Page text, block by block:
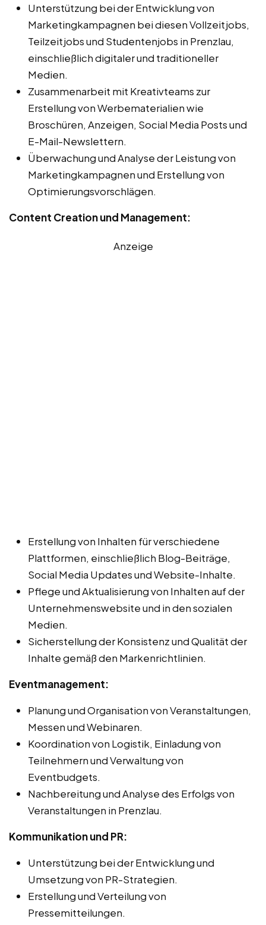
Unterstützung bei der Entwicklung von
Marketingkampagnen bei diesen Vollzeitjobs,
Teilzeitjobs und Studentenjobs in Prenzlau,
einschließlich digitaler und traditioneller
Medien.
Zusammenarbeit mit Kreativteams zur
Erstellung von Werbematerialien wie
Broschüren, Anzeigen, Social Media Posts und
E-Mail-Newslettern.
Überwachung und Analyse der Leistung von
Marketingkampagnen und Erstellung von
Optimierungsvorschlägen.
Content Creation und Management:
Anzeige
Erstellung von Inhalten für verschiedene
Plattformen, einschließlich Blog-Beiträge,
Social Media Updates und Website-Inhalte.
Pflege und Aktualisierung von Inhalten auf der
Unternehmenswebsite und in den sozialen
Medien.
Sicherstellung der Konsistenz und Qualität der
Inhalte gemäß den Markenrichtlinien.
Eventmanagement:
Planung und Organisation von Veranstaltungen,
Messen und Webinaren.
Koordination von Logistik, Einladung von
Teilnehmern und Verwaltung von
Eventbudgets.
Nachbereitung und Analyse des Erfolgs von
Veranstaltungen in Prenzlau.
Kommunikation und PR:
Unterstützung bei der Entwicklung und
Umsetzung von PR-Strategien.
Erstellung und Verteilung von
Pressemitteilungen.